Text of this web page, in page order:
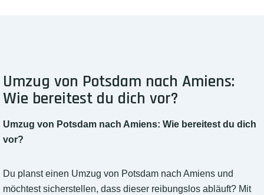
Umzug von Potsdam nach Amiens:
Wie bereitest du dich vor?
Umzug von Potsdam nach Amiens: Wie bereitest du dich
vor?
Du planst einen Umzug von Potsdam nach Amiens und
möchtest sicherstellen, dass dieser reibungslos abläuft? Mit